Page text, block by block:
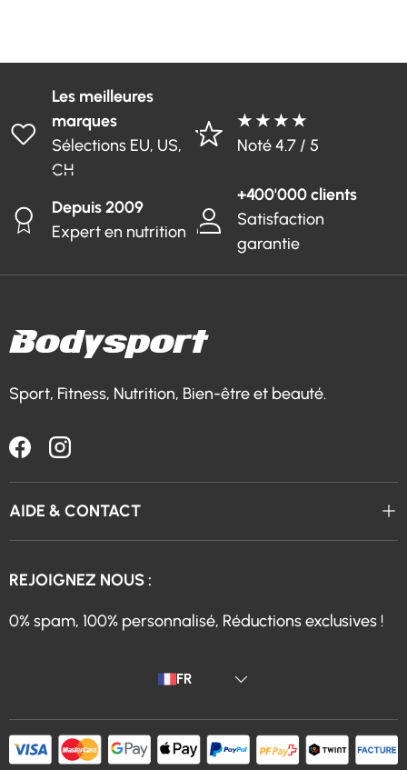
Les meilleures
marques
Sélections EU, US,
CH
★ ★ ★ ★
Noté 4.7 / 5
Depuis 2009
Expert en nutrition
+400'000 clients
Satisfaction
garantie
Sport, Fitness, Nutrition, Bien-être et beauté.
FacebookInstagram
AIDE & CONTACT
REJOIGNEZ NOUS :
0% spam, 100% personnalisé, Réductions exclusives !
FR